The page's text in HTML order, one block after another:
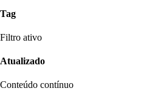
Tag
Filtro ativo
Atualizado
Conteúdo contínuo